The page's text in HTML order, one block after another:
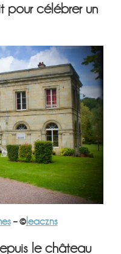
pour célébrer un
– ©leaczns
le château